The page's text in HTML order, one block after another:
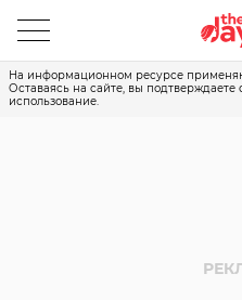
На информационном ресурсе
Оставаясь на сайте, вы подтверждаете
использование.